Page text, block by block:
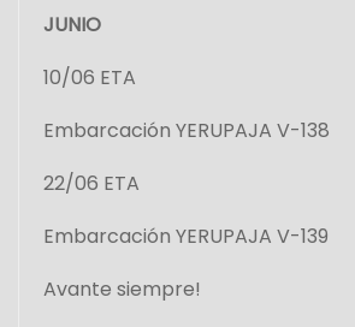
JUNIO
10/06 ETA
Embarcación YERUPAJA V-138
22/06 ETA
Embarcación YERUPAJA V-139
Avante siempre!